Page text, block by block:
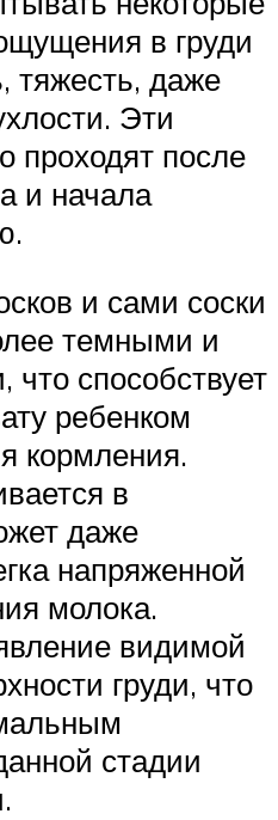
в груди
тяжесть, даже
Эти
проходят после
и начала
и сами соски
темными и
способствует
ребенком
кормления.
в
даже
напряженной
молока.
видимой
груди, что
стадии